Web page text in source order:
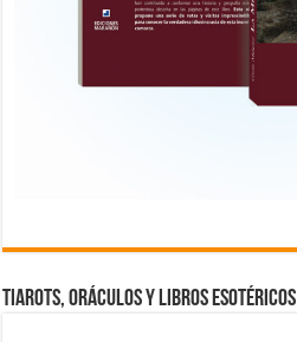
TIAROTS, ORÁCULOS Y LIBROS ESOTÉRICOS